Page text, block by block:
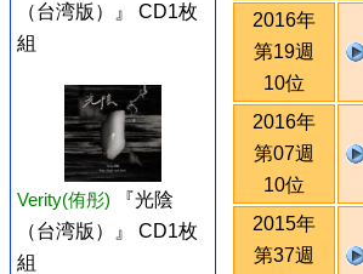
（台湾版）』 CD1枚
組
Verity(侑彤)
『光陰
（台湾版）』 CD1枚
組
2016年
第19週
10位
2016年
第07週
10位
2015年
第37週